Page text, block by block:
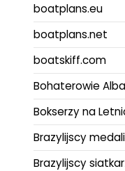
boatplans.eu
boatplans.net
boatskiff.com
Bohaterowie
Bokserzy na
Brazylijscy
Brazylijscy